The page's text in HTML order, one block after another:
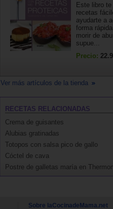
Este libro
recetas
ayudarte a
forma
morir de
supue...
Precio:
Ver más artículos de la tienda
RECETAS RELACIONADAS
Crema de guisantes
Alubias gratinadas
Totopos con salsa pico de gallo
Cóctel de cava
Postre de galletas maría en
Sobre laCocinadeMama.net